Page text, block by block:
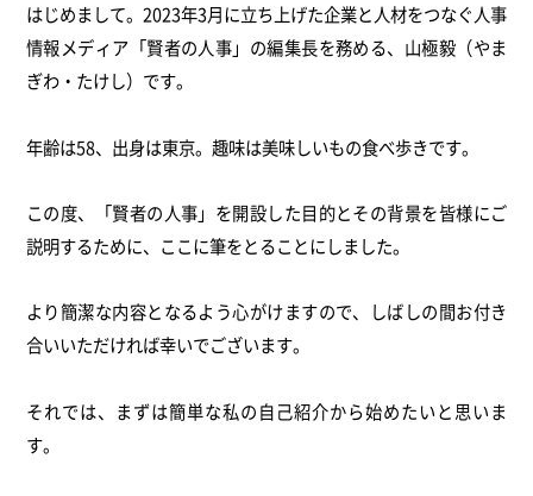
はじめまして。2023年3月に立ち上げた企業と人材をつなぐ人事
情報メディア「賢者の人事」の編集長を務める、山極毅（やま
ぎわ・たけし）です。
年齢は58、出身は東京。趣味は美味しいもの食べ歩きです。
この度、「賢者の人事」を開設した目的とその背景を皆様にご
説明するために、ここに筆をとることにしました。
より簡潔な内容となるよう心がけますので、しばしの間お付き
合いいただければ幸いでございます。
それでは、まずは簡単な私の自己紹介から始めたいと思いま
す。